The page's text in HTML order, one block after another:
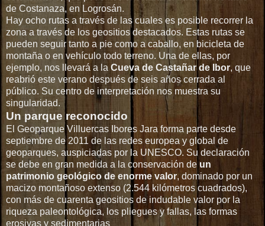
de Costanaza, en Logrosán.
Hay ocho rutas a través de las cuales es posible recorrer la
zona a través de los geositios destacados. Estas rutas se
pueden seguir tanto a pie como a caballo, en bicicleta de
montaña o en vehículo todo terreno. Una de ellas, por
ejemplo, nos llevará a laCueva de Castañar de Ibor, que
reabrió este verano después de seis años cerrada al
público. Su centro de interpretación nos muestra su
singularidad.
Un parque reconocido
El Geoparque Villuercas Ibores Jara forma parte desde
septiembre de 2011 de las redes europea y global de
geoparques, auspiciadas por la UNESCO. Su declaración
se debe en gran medida a la conservación de un
patrimonio geológico de enorme valor, dominado por un
macizo montañoso extenso (2.544 kilómetros cuadrados),
con más de cuarenta geositios de indudable valor por la
riqueza paleontológica, los pliegues y fallas, las formas
erosivas y sedimentarias